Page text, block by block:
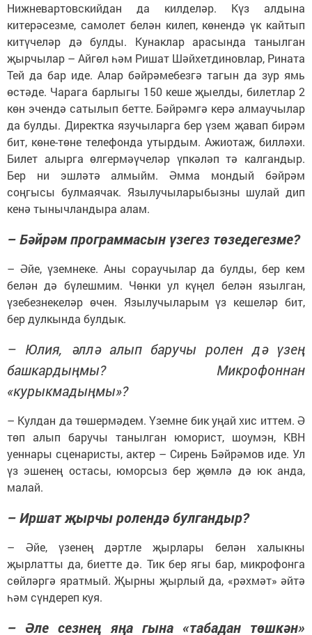
Нижневартовскийдан да килделәр. Күз алдына
китерәсезме, самолет белән килеп, көнендә үк кайтып
китүчеләр дә булды. Кунаклар арасында танылган
җырчылар – Айгөл һәм Ришат Шәйхетдиновлар, Рината
Тей да бар иде. Алар бәйрәмебезгә тагын да зур ямь
өстәде. Чарага барлыгы 150 кеше җыелды, билетлар 2
көн эчендә сатылып бетте. Бәйрәмгә керә алмаучылар
да булды. Директка язучыларга бер үзем җавап бирәм
бит, көне-төне телефонда утырдым. Ажиотаж, билләхи.
Билет алырга өлгермәүчеләр үпкәләп тә калгандыр.
Бер ни эшләтә алмыйм. Әмма мондый бәйрәм
соңгысы булмаячак. Язылучыларыбызны шулай дип
кенә тынычландыра алам.
– Бәйрәм программасын үзегез төзедегезме?
– Әйе, үземнеке. Аны сораучылар да булды, бер кем
белән дә бүлешмим. Чөнки ул күңел белән язылган,
үзебезнекеләр өчен. Язылучыларым үз кешеләр бит,
бер дулкында булдык.
– Юлия, әллә алып баручы ролен дә үзең
башкардыңмы? Микрофоннан
«курыкмадыңмы»?
– Кулдан да төшермәдем. Үземне бик уңай хис иттем. Ә
төп алып баручы танылган юморист, шоумэн, КВН
уеннары сценаристы, актер – Сирень Бәйрәмов иде. Ул
үз эшенең остасы, юморсыз бер җөмлә дә юк анда,
малай.
– Иршат җырчы ролендә булгандыр?
– Әйе, үзенең дәртле җырлары белән халыкны
җырлатты да, биетте дә. Тик бер ягы бар, микрофонга
сөйләргә яратмый. Җырны җырлый да, «рәхмәт» әйтә
һәм сүндереп куя.
– Әле сезнең яңа гына «табадан төшкән»